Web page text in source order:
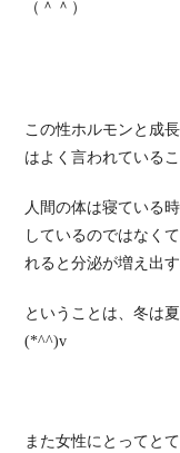
（＾＾）
この性ホルモンと成
はよく言われているこ
人間の体は寝ている
しているのではなく
れると分泌が増え出す
ということは、冬は
(*^^)v
また女性にとってと